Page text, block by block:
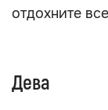
отдохните
Дева